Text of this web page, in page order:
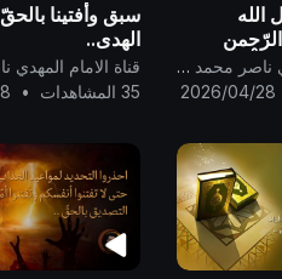
الله
الْكِتَابَ
عِبَادِنَا ۖ....}
قناة الامام المهدي ناصر محمد اليماني
2026/04/28
سبق وأفتينا
الهدى..
35 المشاهدات
•